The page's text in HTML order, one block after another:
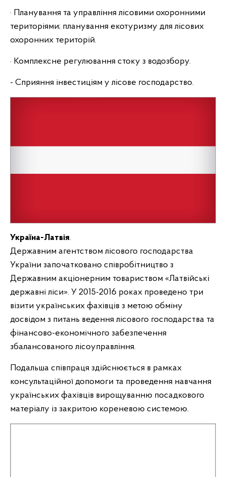
· Планування та управління лісовими охоронними
територіями; планування екотуризму для лісових
охоронних територій.
· Комплексне регулювання стоку з водозбору.
- Сприяння інвестиціям у лісове господарство.
Україна-Латвія.
Державним агентством лісового господарства
України започатковано співробітництво з
Державним акціонерним товариством «Латвійські
державні ліси». У 2015-2016 роках проведено три
візити українських фахівців з метою обміну
досвідом з питань ведення лісового господарства та
фінансово-економічного забезпечення
збалансованого лісоуправління.
Подальша співпраця здійснюється в рамках
консультаційної допомоги та проведення навчання
українських фахівців вирощуванню посадкового
матеріалу із закритою кореневою системою.